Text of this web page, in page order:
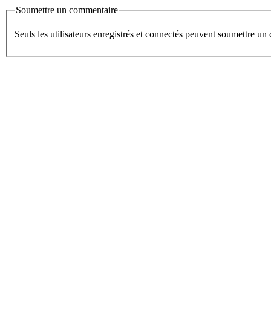
Soumettre un commentaire
Seuls les utilisateurs enregistrés et connectés peuvent soumettre un